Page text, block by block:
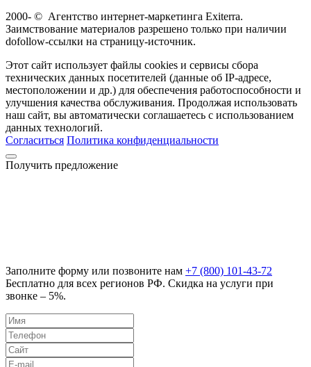
2000- © Агентство интернет-маркетинга Exiterra.
Заимствование материалов разрешено только при наличии
dofollow-ссылки на страницу-источник.
Этот сайт использует файлы cookies и сервисы сбора
технических данных посетителей (данные об IP-адресе,
местоположении и др.) для обеспечения работоспособности и
улучшения качества обслуживания. Продолжая использовать
наш сайт, вы автоматически соглашаетесь с использованием
данных технологий.
Согласиться Политика конфиденциальности
Получить предложение
Заполните форму или позвоните нам +7 (800) 101-43-72
Бесплатно для всех регионов РФ. Скидка на услуги при
звонке – 5%.